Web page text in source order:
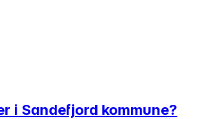
i Sandefjord kommune?